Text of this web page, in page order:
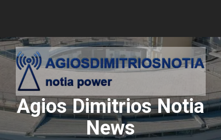
Agios Dimitrios Notia
News